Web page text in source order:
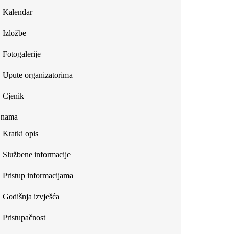
Kalendar
Izložbe
Fotogalerije
Upute organizatorima
Cjenik
Kratki opis
Službene informacije
Pristup informacijama
Godišnja izvješća
Pristupačnost